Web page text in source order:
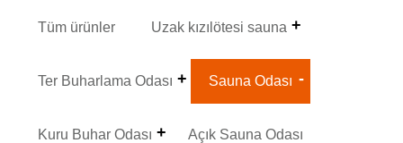
Tüm ürünler Uzak kızılötesi sauna
Ter Buharlama Odası Sauna Odası
Kuru Buhar Odası Açık Sauna Odası